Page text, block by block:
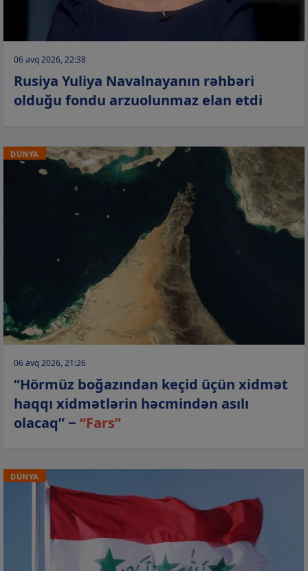
06 avq 2026, 22:38
Rusiya Yuliya Navalnayanın rəhbəri
olduğu fondu arzuolunmaz elan etdi
DÜNYA
06 avq 2026, 21:26
“Hörmüz boğazından keçid üçün xidmət
haqqı xidmətlərin həcmindən asılı
olacaq” − “Fars”
DÜNYA